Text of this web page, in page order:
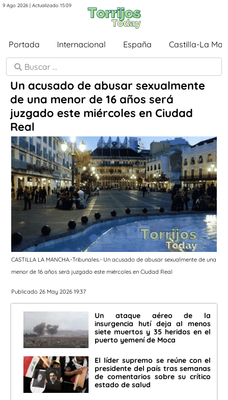
9 Ago 2026 | Actualizado 15:09
Portada Internacional España Castilla-La
Un acusado de abusar sexualmente
de una menor de 16 años será
juzgado este miércoles en Ciudad
Real
CASTILLA LA MANCHA.-Tribunales.- Un acusado de abusar sexualmente de una
menor de 16 años será juzgado este miércoles en Ciudad Real
Publicado 26 May 2026 19:37
Un ataque aéreo de la
insurgencia hutí deja al menos
siete muertos y 35 heridos en el
puerto yemení de Moca
El líder supremo se reúne con el
presidente del país tras semanas
de comentarios sobre su crítico
estado de salud